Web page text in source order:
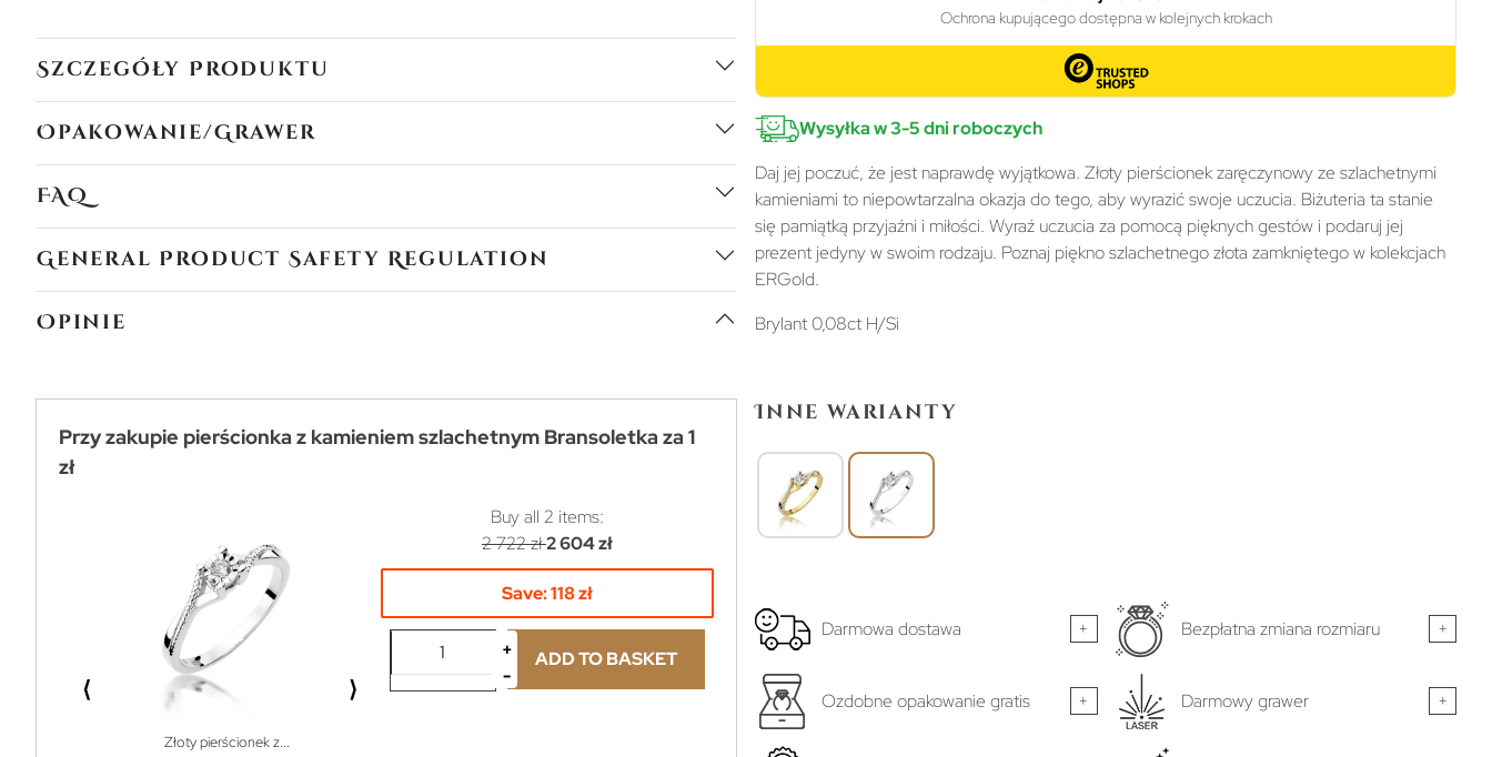
Szczegóły Produktu
Opakowanie/Grawer
FAQ
General Product Safety Regulation
Opinie
Przy zakupie pierścionka z kamieniem szlachetnym Bransoletka za 1
zł
⟨
Złoty pierścionek z...
⟩
Buy all 2 items:
2 722 zł2 604 zł
Save:118 zł
ADD TO BASKET
Wysyłka w 3-5 dni roboczych
Daj jej poczuć, że jest naprawdę wyjątkowa. Złoty pierścionek zaręczynowy ze szlachetnymi
kamieniami to niepowtarzalna okazja do tego, aby wyrazić swoje uczucia. Biżuteria ta stanie
się pamiątką przyjaźni i miłości. Wyraź uczucia za pomocą pięknych gestów i podaruj jej
prezent jedyny w swoim rodzaju. Poznaj piękno szlachetnego złota zamkniętego w kolekcjach
ERGold.
Brylant 0,08ct H/Si
Inne warianty
Darmowa dostawa + Bezpłatna zmiana rozmiaru +
Ozdobne opakowanie gratis + Darmowy grawer +